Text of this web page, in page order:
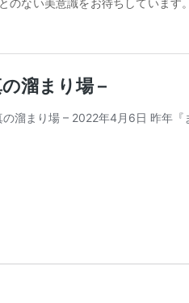
ない美意識をお待ちしています。